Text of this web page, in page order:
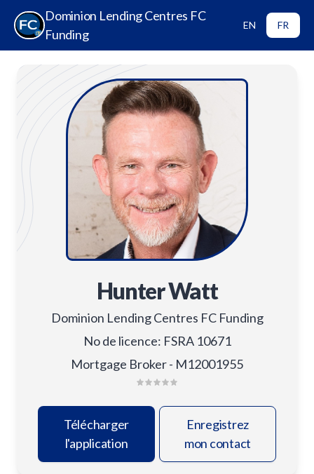
Dominion Lending Centres FC
Funding
EN FR
Hunter Watt
Dominion Lending Centres FC Funding
No de licence: FSRA 10671
Mortgage Broker - M12001955
Télécharger
l'application
Enregistrez
mon contact